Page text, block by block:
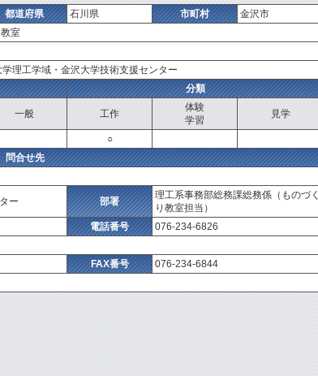
都道府県 石川県 市町村
金沢市
室
理工学域・金沢大学技術支援センター
分類
一般 工作
体験
学習
見学
○
問合せ先
ー 部署
理工系事務部総務課総務係（ものづく
り教室担当）
電話番号
076-234-6826
FAX番号
076-234-6844